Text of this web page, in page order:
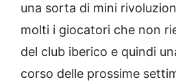
una sorta di mini
molti i giocatori che non
del club iberico e quindi
corso delle prossime